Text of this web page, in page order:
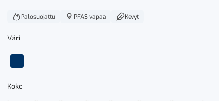
Palosuojattu PFAS-vapaa Kevyt
Väri
Koko